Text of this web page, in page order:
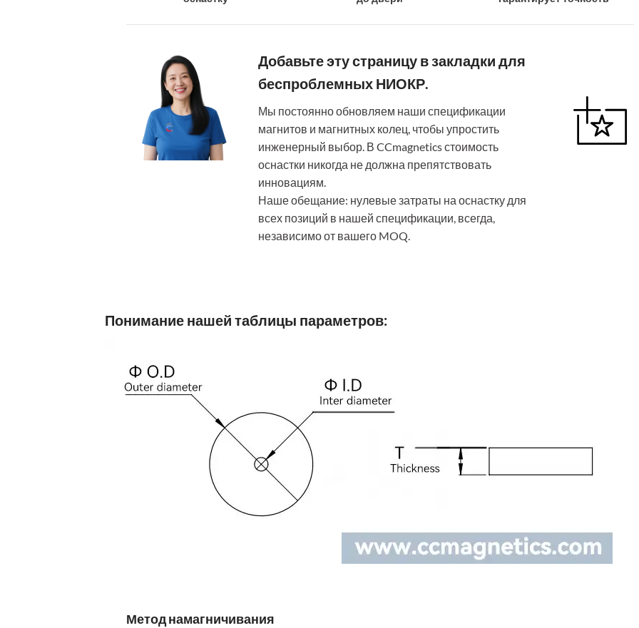
Добавьте эту страницу в закладки для
беспроблемных НИОКР.
Мы постоянно обновляем наши спецификации
магнитов и магнитных колец, чтобы упростить
инженерный выбор. В CCmagnetics стоимость
оснастки никогда не должна препятствовать
инновациям.
Наше обещание: нулевые затраты на оснастку для
всех позиций в нашей спецификации, всегда,
независимо от вашего MOQ.
Понимание нашей таблицы параметров:
Метод намагничивания